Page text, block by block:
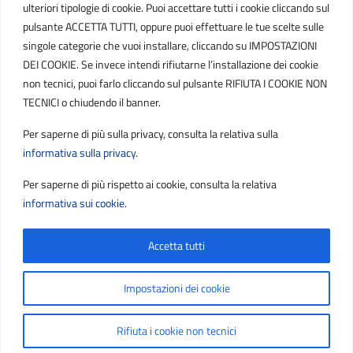
ulteriori tipologie di cookie. Puoi accettare tutti i cookie cliccando sul
pulsante ACCETTA TUTTI, oppure puoi effettuare le tue scelte sulle
singole categorie che vuoi installare, cliccando su IMPOSTAZIONI
DEI COOKIE. Se invece intendi rifiutarne l’installazione dei cookie
non tecnici, puoi farlo cliccando sul pulsante RIFIUTA I COOKIE NON
TECNICI o chiudendo il banner.
Per saperne di più sulla privacy, consulta la relativa sulla
informativa sulla privacy.
Per saperne di più rispetto ai cookie, consulta la relativa
informativa sui cookie.
Impostazioni dei cookie
Rifiuta i cookie non tecnici
Accetta tutti
POSTA ELETTRONICA
PEC
protocollo.sogetspa@pec.it
contribuenti@sogetspa.it
SEGUICI SU
Sezione Link Utili
Privacy | Cookie policy | Note legali | Contatti |
Accessibilità
| Basato sul Prototipo per siti PA di AgID